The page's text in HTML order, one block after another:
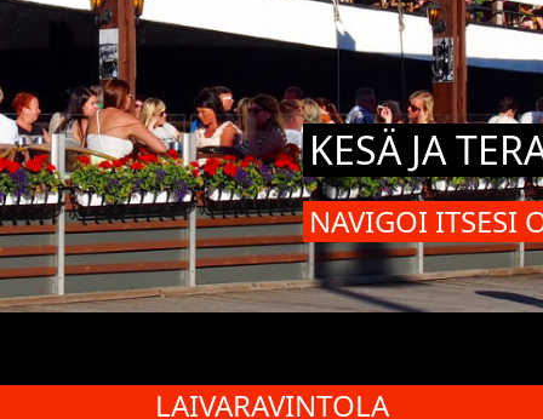
KESÄ JA
NAVIGOI ITSESI
LAIVARAVINTOLA